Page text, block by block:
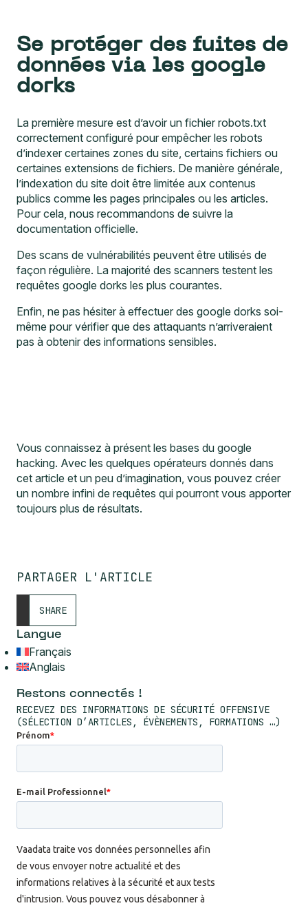
Se protéger des fuites de
données via les google
dorks
correctement configuré pour empêcher les robots
d’indexer certaines zones du site, certains fichiers ou
certaines extensions de fichiers. De manière générale,
l’indexation du site doit être limitée aux contenus
publics comme les pages principales ou les articles.
Pour cela, nous recommandons de suivrela
documentation officielle.
façon régulière. La majorité des scanners testent les
requêtes google dorks les plus courantes.
même pour vérifier que des attaquants n’arriveraient
pas à obtenir des informations sensibles.
hacking. Avec les quelques opérateurs donnés dans
cet article et un peu d’imagination, vous pouvez créer
un nombre infini de requêtes qui pourront vous apporter
toujours plus de résultats.
Langue
Français
Anglais
RECEVEZ DES INFORMATIONS DE SÉCURITÉ OFFENSIVE
(SÉLECTION D’ARTICLES, ÉVÈNEMENTS, FORMATIONS …)